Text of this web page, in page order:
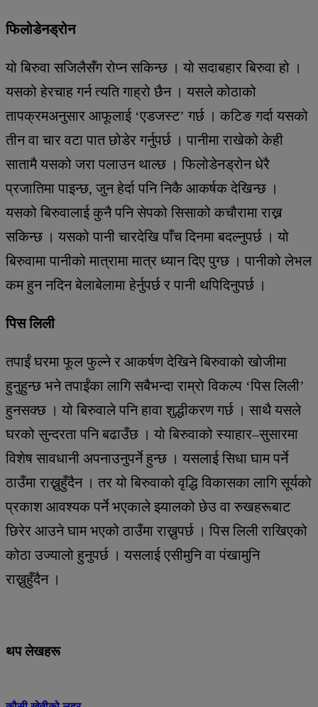
फिलोडेनड्रोन
यो बिरुवा सजिलैसँग रोप्न सकिन्छ । यो सदाबहार बिरुवा हो ।
यसको हेरचाह गर्न त्यति गाह्रो छैन । यसले कोठाको
तापक्रमअनुसार आफूलाई ‘एडजस्ट’ गर्छ । कटिङ गर्दा यसको
तीन वा चार वटा पात छोडेर गर्नुपर्छ । पानीमा राखेको केही
सातामै यसको जरा पलाउन थाल्छ । फिलोडेनड्रोन धेरै
प्रजातिमा पाइन्छ, जुन हेर्दा पनि निकै आकर्षक देखिन्छ ।
यसको बिरुवालाई कुनै पनि सेपको सिसाको कचौरामा राख्न
सकिन्छ । यसको पानी चारदेखि पाँच दिनमा बदल्नुपर्छ । यो
बिरुवामा पानीको मात्रामा मात्र ध्यान दिए पुग्छ । पानीको लेभल
कम हुन नदिन बेलाबेलामा हेर्नुपर्छ र पानी थपिदिनुपर्छ ।
पिस लिली
तपाईं घरमा फूल फुल्ने र आकर्षण देखिने बिरुवाको खोजीमा
हुनुहुन्छ भने तपाईंका लागि सबैभन्दा राम्रो विकल्प ‘पिस लिली’
हुनसक्छ । यो बिरुवाले पनि हावा शुद्धीकरण गर्छ । साथै यसले
घरको सुन्दरता पनि बढाउँछ । यो बिरुवाको स्याहार–सुसारमा
विशेष सावधानी अपनाउनुपर्ने हुन्छ । यसलाई सिधा घाम पर्ने
ठाउँमा राख्नुहुँदैन । तर यो बिरुवाको वृद्धि विकासका लागि सूर्यको
प्रकाश आवश्यक पर्ने भएकाले झ्यालको छेउ वा रुखहरूबाट
छिरेर आउने घाम भएको ठाउँमा राख्नुपर्छ । पिस लिली राखिएको
कोठा उज्यालो हुनुपर्छ । यसलाई एसीमुनि वा पंखामुनि
राख्नुहुँदैन ।
थप लेखहरू